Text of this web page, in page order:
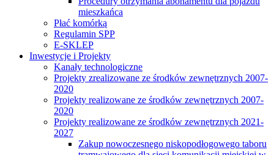
mieszkańca
Płać komórką
Regulamin SPP
E-SKLEP
Inwestycje i Projekty
Kanały technologiczne
Projekty zrealizowane ze środków zewnętrznych 2007-
2020
Projekty realizowane ze środków zewnętrznych 2007-
2020
Projekty realizowane ze środków zewnętrznych 2021-
2027
Zakup nowoczesnego niskopodłogowego taboru